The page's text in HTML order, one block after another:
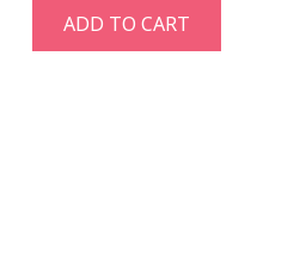
ADD TO CART